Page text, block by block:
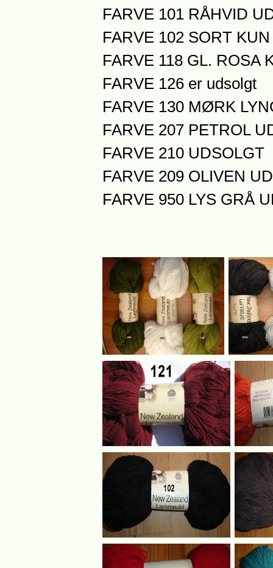
FARVE 101 RÅHVID
FARVE 102 SORT
FARVE 118 GL. ROSA
FARVE 126 er udsolgt
FARVE 130 MØRK
FARVE 207 PETROL
FARVE 210 UDSOLGT
FARVE 209 OLIVEN
FARVE 950 LYS GRÅ